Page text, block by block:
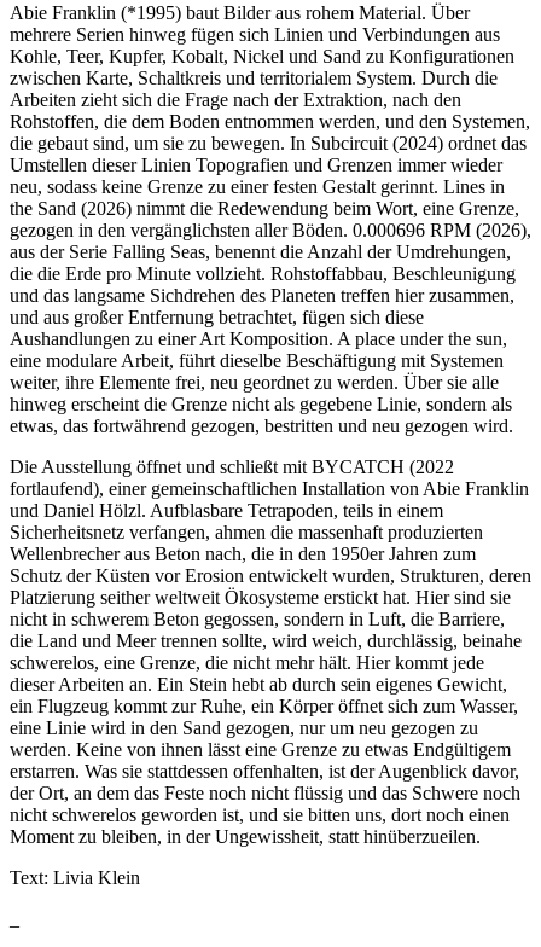
Abie Franklin (*1995) baut Bilder aus rohem Material. Über
mehrere Serien hinweg fügen sich Linien und Verbindungen aus
Kohle, Teer, Kupfer, Kobalt, Nickel und Sand zu Konfigurationen
zwischen Karte, Schaltkreis und territorialem System. Durch die
Arbeiten zieht sich die Frage nach der Extraktion, nach den
Rohstoffen, die dem Boden entnommen werden, und den Systemen,
die gebaut sind, um sie zu bewegen. In Subcircuit (2024) ordnet das
Umstellen dieser Linien Topografien und Grenzen immer wieder
neu, sodass keine Grenze zu einer festen Gestalt gerinnt. Lines in
the Sand (2026) nimmt die Redewendung beim Wort, eine Grenze,
gezogen in den vergänglichsten aller Böden. 0.000696 RPM (2026),
aus der Serie Falling Seas, benennt die Anzahl der Umdrehungen,
die die Erde pro Minute vollzieht. Rohstoffabbau, Beschleunigung
und das langsame Sichdrehen des Planeten treffen hier zusammen,
und aus großer Entfernung betrachtet, fügen sich diese
Aushandlungen zu einer Art Komposition. A place under the sun,
eine modulare Arbeit, führt dieselbe Beschäftigung mit Systemen
weiter, ihre Elemente frei, neu geordnet zu werden. Über sie alle
hinweg erscheint die Grenze nicht als gegebene Linie, sondern als
etwas, das fortwährend gezogen, bestritten und neu gezogen wird.
Die Ausstellung öffnet und schließt mit BYCATCH (2022
fortlaufend), einer gemeinschaftlichen Installation von Abie Franklin
und Daniel Hölzl. Aufblasbare Tetrapoden, teils in einem
Sicherheitsnetz verfangen, ahmen die massenhaft produzierten
Wellenbrecher aus Beton nach, die in den 1950er Jahren zum
Schutz der Küsten vor Erosion entwickelt wurden, Strukturen, deren
Platzierung seither weltweit Ökosysteme erstickt hat. Hier sind sie
nicht in schwerem Beton gegossen, sondern in Luft, die Barriere,
die Land und Meer trennen sollte, wird weich, durchlässig, beinahe
schwerelos, eine Grenze, die nicht mehr hält. Hier kommt jede
dieser Arbeiten an. Ein Stein hebt ab durch sein eigenes Gewicht,
ein Flugzeug kommt zur Ruhe, ein Körper öffnet sich zum Wasser,
eine Linie wird in den Sand gezogen, nur um neu gezogen zu
werden. Keine von ihnen lässt eine Grenze zu etwas Endgültigem
erstarren. Was sie stattdessen offenhalten, ist der Augenblick davor,
der Ort, an dem das Feste noch nicht flüssig und das Schwere noch
nicht schwerelos geworden ist, und sie bitten uns, dort noch einen
Moment zu bleiben, in der Ungewissheit, statt hinüberzueilen.
Text: Livia Klein